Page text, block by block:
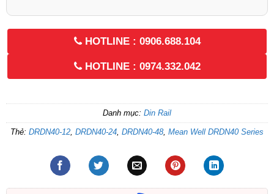
HOTLINE : 0906.688.104
HOTLINE : 0974.332.042
Danh mục: Din Rail
Thẻ: DRDN40-12 DRDN40-24 DRDN40-48 Mean Well DRDN40 Series